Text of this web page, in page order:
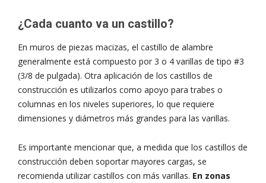
¿Cada cuanto va un castillo?
En muros de piezas macizas, el castillo de alambre
generalmente está compuesto por 3 o 4 varillas de tipo #3
(3/8 de pulgada). Otra aplicación de los castillos de
construcción es utilizarlos como apoyo para trabes o
columnas en los niveles superiores, lo que requiere
dimensiones y diámetros más grandes para las varillas.
Es importante mencionar que, a medida que los castillos de
construcción deben soportar mayores cargas, se
recomienda utilizar castillos con más varillas. En zonas